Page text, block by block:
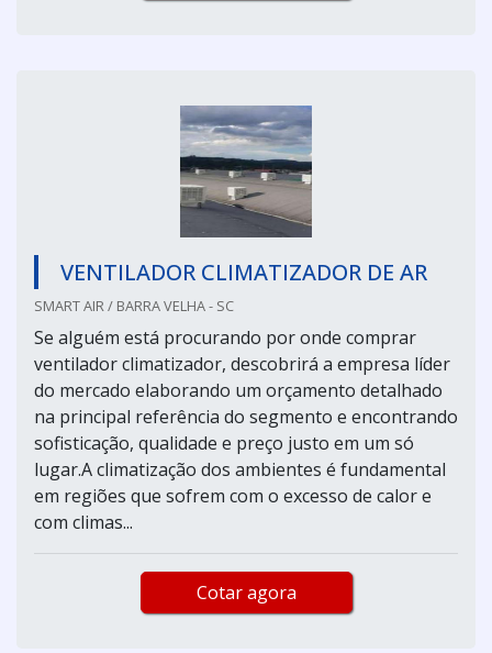
VENTILADOR CLIMATIZADOR DE AR
SMART AIR / BARRA VELHA - SC
Se alguém está procurando por onde comprar
ventilador climatizador, descobrirá a empresa líder
do mercado elaborando um orçamento detalhado
na principal referência do segmento e encontrando
sofisticação, qualidade e preço justo em um só
lugar.A climatização dos ambientes é fundamental
em regiões que sofrem com o excesso de calor e
com climas...
Cotar agora